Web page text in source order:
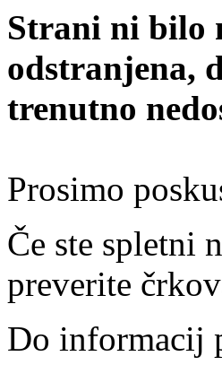
Strani ni bilo
odstranjena,
trenutno
Prosimo
Če ste spletni
preverite
Do informacij